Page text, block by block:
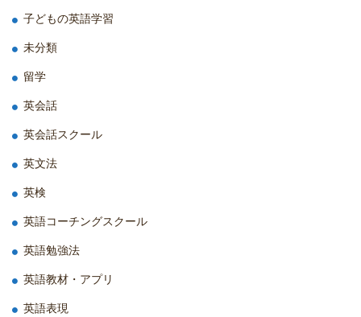
子どもの英語学習
未分類
留学
英会話
英会話スクール
英文法
英検
英語コーチングスクール
英語勉強法
英語教材・アプリ
英語表現